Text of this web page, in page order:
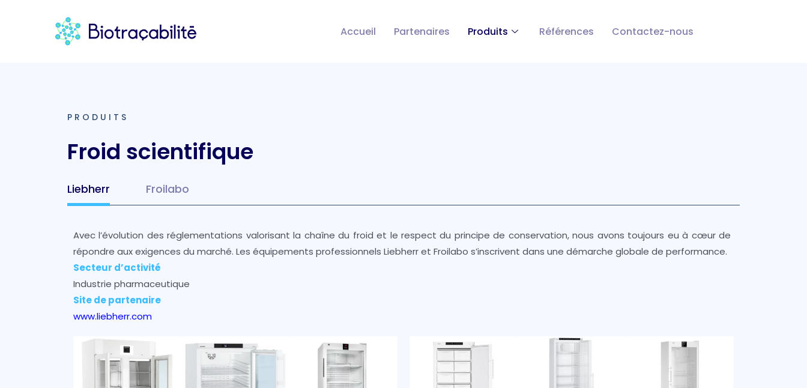
Accueil Partenaires Produits Références Contactez-nous
PRODUITS
Froid scientifique
Liebherr Froilabo
Avec l’évolution des réglementations valorisant la chaîne du froid et le respect du principe de conservation, nous avons toujours eu à cœur de
répondre aux exigences du marché. Les équipements professionnels Liebherr et Froilabo s’inscrivent dans une démarche globale de performance.
Secteur d’activité
Industrie pharmaceutique
Site de partenaire
www.liebherr.com